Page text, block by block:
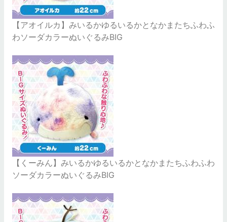
【アオイルカ】みいるかゆるいるかとなかまたちふわふ
わソーダカラーぬいぐるみBIG
【くーみん】みいるかゆるいるかとなかまたちふわふわ
ソーダカラーぬいぐるみBIG